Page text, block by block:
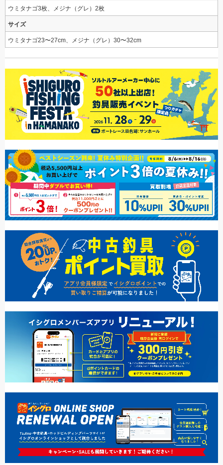
ウミタナゴ3枚、メジナ（グレ）2枚
サイズ
ウミタナゴ23〜27cm、メジナ（グレ）30〜32cm